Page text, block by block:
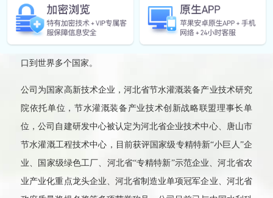
旱地区给排水及节水工程。公司与国内多所大学、科研院所合
作，以创新的科学技术改造传统农业，着力提高我国干旱地区
农牧业用水利用率，产品畅销全国十几个省、市、自治区并出
口到世界多个国家。
公司为国家高新技术企业，河北省节水灌溉装备产业技术研究
院依托单位，节水灌溉装备产业技术创新战略联盟理事长单
位，公司自建研发中心被认定为河北省企业技术中心、唐山市
节水灌溉工程技术中心，目前获评国家级专精特新“小巨人”企
业、国家级绿色工厂、河北省“专精特新”示范企业、河北省农
业产业化重点龙头企业、河北省制造业单项冠军企业、河北省